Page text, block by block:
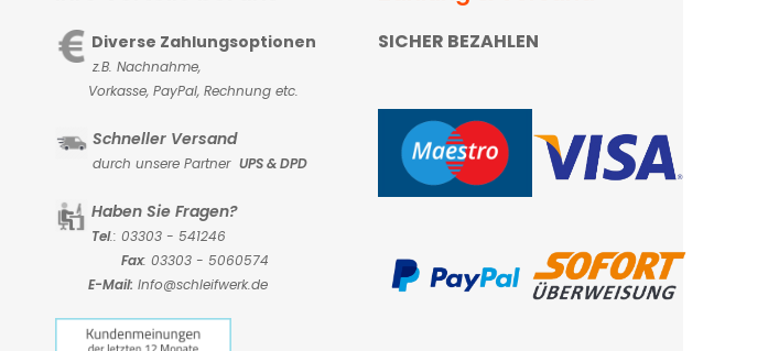
Diverse Zahlungsoptionen
z.B. Nachnahme,
Vorkasse, PayPal, Rechnung etc.
Schneller Versand
durch unsere Partner UPS & DPD
Haben Sie Fragen?
Tel.: 03303 - 541246
Fax: 03303 - 5060574
E-Mail: Info@schleifwerk.de
SICHER BEZAHLEN